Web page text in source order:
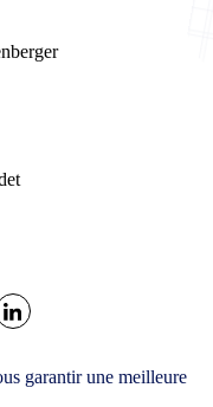
garantir une meilleure